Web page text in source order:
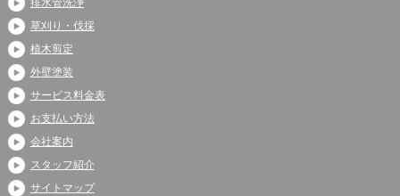
排水管洗浄
草刈り・伐採
植木剪定
外壁塗装
サービス料金表
お支払い方法
会社案内
スタッフ紹介
サイトマップ